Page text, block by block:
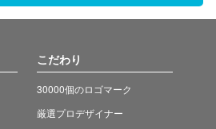
こだわり
30000個のロゴマーク
厳選プロデザイナー